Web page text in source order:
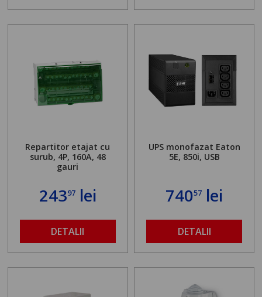
Repartitor etajat cu
surub, 4P, 160A, 48
gauri
24397lei
DETALII
UPS monofazat Eaton
5E, 850i, USB
74057 lei
DETALII